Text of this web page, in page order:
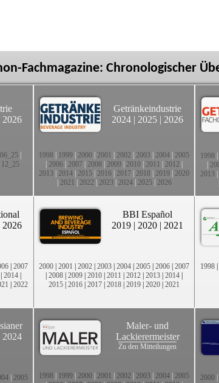
Fachmagazine: Chronologischer
2026
06_25|
12_25
Getränkeindustrie
2024 | 2025 | 2026
1998 1999 2000 2001 2002 2003 2004 2005
2006 2007 2008 2009 2010 2011 2012
2013 2014 2015 2016 2017 2018 2019 2020
2021 2022 2023| 2024| 2025| 2026
1998
2013
2026
| 2007
| 2014 |
| 2022
BBI Español
2019 | 2020 | 2021
2000 | 2001 | 2002 | 2003 | 2004 | 2005 | 2006 | 2007
| 2008 | 2009 | 2010 | 2011 | 2012 | 2013 | 2014 |
2015 | 2016 | 2017 | 2018 | 2019 | 2020 | 2021
1998 |
2024
2005
Maler- und
Lackierermeister
Zu den Mitteilungen
1998 1999 2000 2001 2002 2003 2004 2005
2000